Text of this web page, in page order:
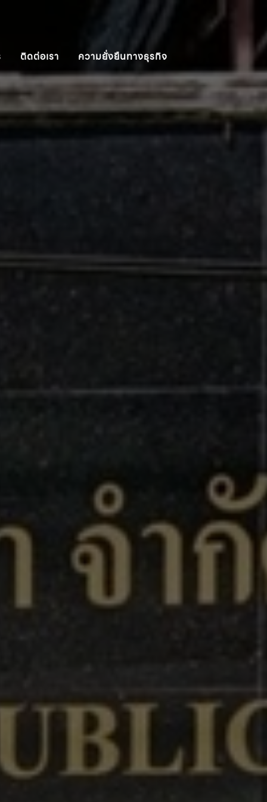
ติดต่อเรา ความยั่งยืนทางธุรกิจ